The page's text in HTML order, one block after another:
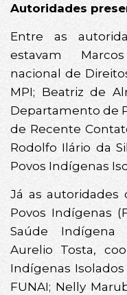
Autoridades
Entre as
estavam
nacional de
MPI; Beatriz de
Departamento de
de Recente
Rodolfo Ilário da
Povos Indígenas
Já as autoridades
Povos Indígenas
Saúde Indígena
Aurelio Tosta,
Indígenas
FUNAI; Nelly